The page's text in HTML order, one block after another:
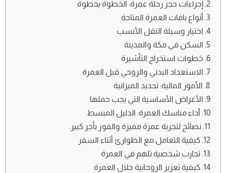
إجراءات حجز رحلة عمرة: الخطوة بخطوة
أنواع باقات العمرة المتاحة
اختيار وسيلة النقل الأنسب
السكن في مكة والمدينة
خطوات استخراج التأشيرة
الاستعداد البدني والروحي قبل العمرة
الأمور المالية: تحديد الميزانية
الأغراض الأساسية التي يجب حملها
أداء مناسك العمرة: الدليل المبسط
نصائح لتجربة عمرة مميزة والفوز بأجر كبير.
كيفية التعامل مع الطوارئ أثناء السفر
تجارب شخصية تلهم في العمرة
كيفية تعزيز الروحانية خلال العمرة